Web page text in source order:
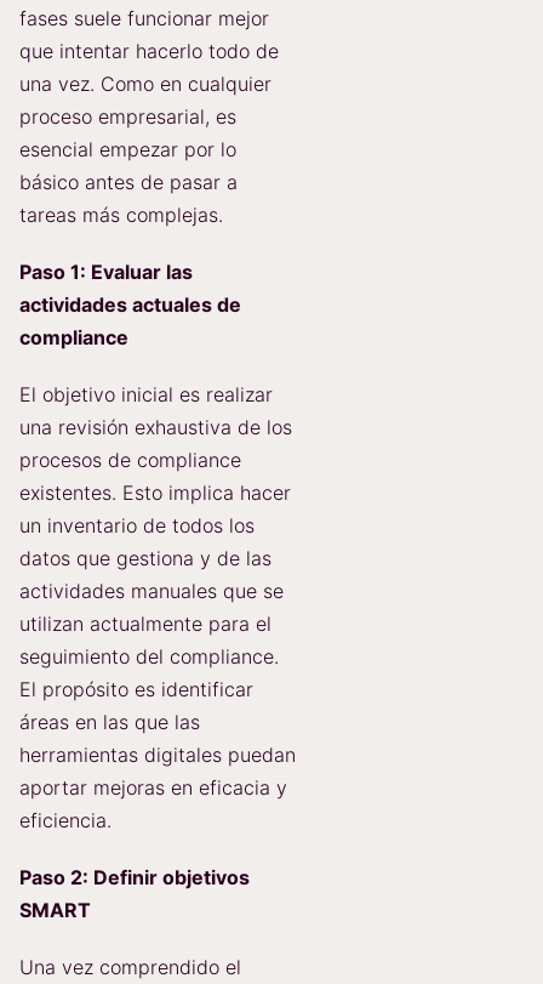
fases suele funcionar mejor
que intentar hacerlo todo de
una vez. Como en cualquier
proceso empresarial, es
esencial empezar por lo
básico antes de pasar a
tareas más complejas.
Paso 1: Evaluar las
actividades actuales de
compliance
El objetivo inicial es realizar
una revisión exhaustiva de los
procesos de compliance
existentes. Esto implica hacer
un inventario de todos los
datos que gestiona y de las
actividades manuales que se
utilizan actualmente para el
seguimiento del compliance.
El propósito es identificar
áreas en las que las
herramientas digitales puedan
aportar mejoras en eficacia y
eficiencia.
Paso 2: Definir objetivos
SMART
Una vez comprendido el